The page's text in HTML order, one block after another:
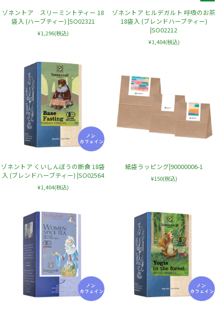
ゾネントア スリーミントティー 18
袋入 (ハーブティー) |SO02321
¥1,296(税込)
ゾネントア ヒルデガルト 呼吸のお茶
18袋入 (ブレンドハーブティー)
|SO02212
¥1,404(税込)
ゾネントア くいしんぼうの断食 18袋
入 (ブレンドハーブティー) |SO02564
¥1,404(税込)
紙袋ラッピング|90000006-1
¥150(税込)